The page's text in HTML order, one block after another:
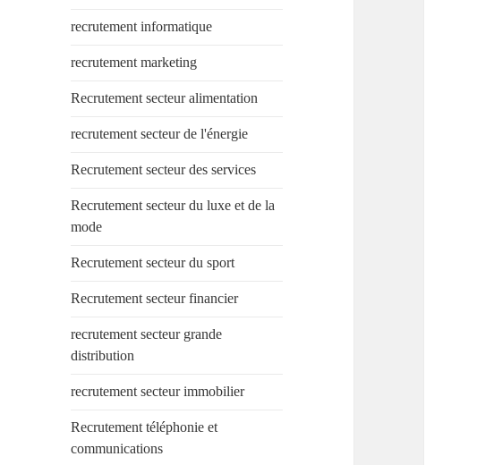
recrutement informatique
recrutement marketing
Recrutement secteur alimentation
recrutement secteur de l'énergie
Recrutement secteur des services
Recrutement secteur du luxe et de la
mode
Recrutement secteur du sport
Recrutement secteur financier
recrutement secteur grande
distribution
recrutement secteur immobilier
Recrutement téléphonie et
communications